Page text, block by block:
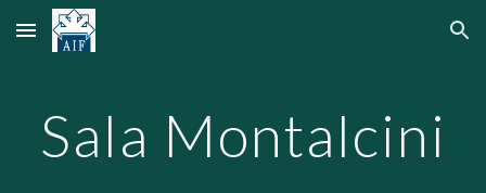
Skip to main content Skip to navigation
Sala Montalcini